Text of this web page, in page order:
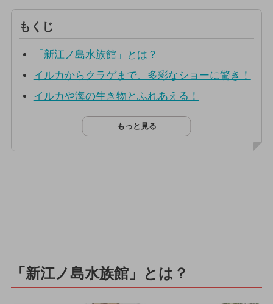
もくじ
「新江ノ島水族館」とは？
イルカからクラゲまで、多彩なショーに驚き！
イルカや海の生き物とふれあえる！
もっと見る
「新江ノ島水族館」とは？